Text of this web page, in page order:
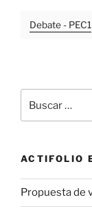
Debate - PEC1
por:
ACTIFOLIO
Propuesta de